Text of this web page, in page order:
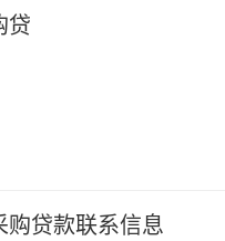
贷
贷款联系信息